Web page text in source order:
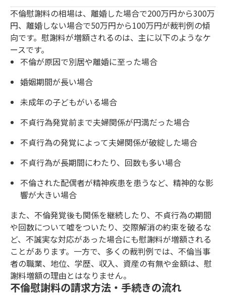
不倫慰謝料の相場は、離婚した場合で200万円から300万
円、離婚しない場合で50万円から100万円が裁判例の傾
向です。慰謝料が増額されるのは、主に以下のようなケ
ースです。
不倫が原因で別居や離婚に至った場合
婚姻期間が長い場合
未成年の子どもがいる場合
不貞行為発覚前まで夫婦関係が円満だった場合
不貞行為の発覚によって夫婦関係が破綻した場合
不貞行為が長期間にわたり、回数も多い場合
不倫された配偶者が精神疾患を患うなど、精神的な影
響が大きい場合
また、不倫発覚後も関係を継続したり、不貞行為の期間
や回数について嘘をついたり、交際解消の約束を破るな
ど、不誠実な対応があった場合にも慰謝料が増額される
ことがあります。一方で、多くの裁判例では、不倫当事
者の職業、地位、学歴、収入、資産の有無や金額は、慰
謝料増額の理由とはなりません。
不倫慰謝料の請求方法・手続きの流れ